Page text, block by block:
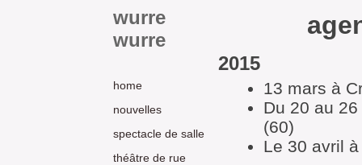
wurre
wurre
home
nouvelles
spectacle de salle
théâtre de rue
2015
13 mars à
Du 20 au
(60)
Le 30 avril